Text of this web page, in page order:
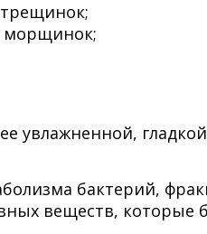
морщинок;
увлажненной,
бактерий,
веществ, которые